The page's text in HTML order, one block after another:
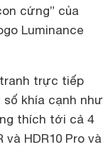
cứng” của
Luminance
trực tiếp
khía cạnh như
thích tới cả 4
HDR10 Pro và